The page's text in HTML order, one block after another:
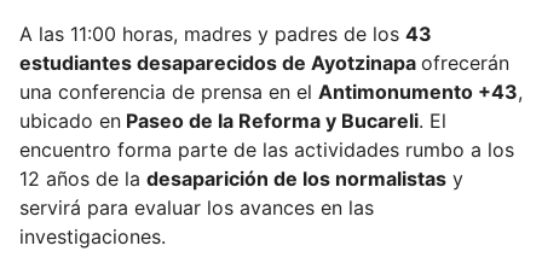
A las 11:00 horas, madres y padres de los 43
estudiantes desaparecidos de Ayotzinapa ofrecerán
una conferencia de prensa en el Antimonumento +43,
ubicado en Paseo de la Reforma y Bucareli. El
encuentro forma parte de las actividades rumbo a los
12 años de la desaparición de los normalistas y
servirá para evaluar los avances en las
investigaciones.